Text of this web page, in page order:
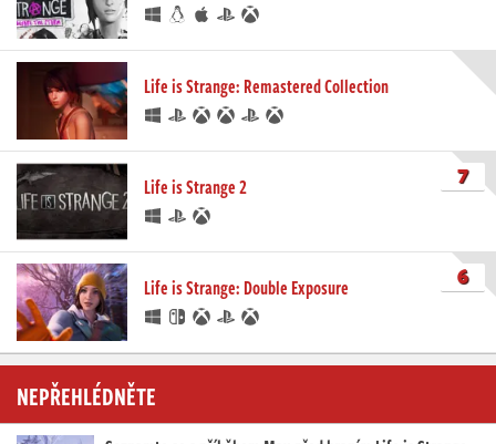
Life is Strange: Remastered Collection
Life is Strange 2 7
Life is Strange: Double Exposure 6
NEPŘEHLÉDNĚTE